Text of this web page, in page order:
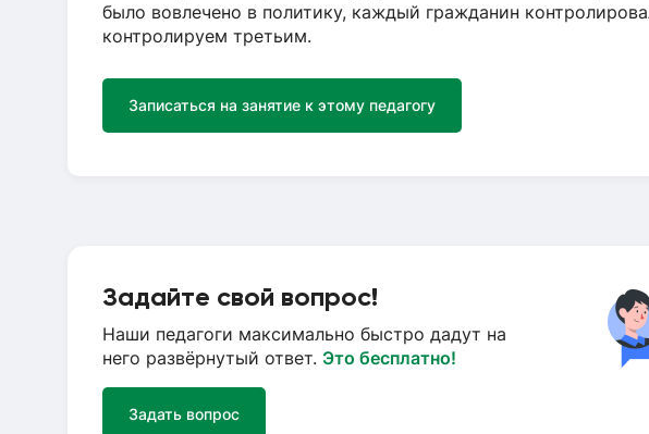
было вовлечено в политику, каждый гражданин
контролируем третьим.
Записаться на занятие к этому педагогу
Задайте свой вопрос!
Наши педагоги максимально быстро дадут на
него развёрнутый ответ. Это бесплатно!
Задать вопрос